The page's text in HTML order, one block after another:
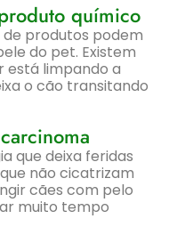
químico
produtos podem
do pet. Existem
está limpando a
o cão transitando
que deixa feridas
não cicatrizam
cães com pelo
muito tempo